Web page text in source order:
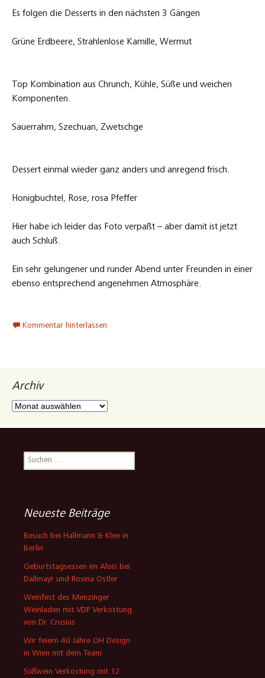
Es folgen die Desserts in den nächsten 3 Gängen
Grüne Erdbeere, Strahlenlose Kamille, Wermut
Top Kombination aus Chrunch, Kühle, Süße und weichen
Komponenten.
Sauerrahm, Szechuan, Zwetschge
Dessert einmal wieder ganz anders und anregend frisch.
Honigbuchtel, Rose, rosa Pfeffer
Hier habe ich leider das Foto verpaßt – aber damit ist jetzt
auch Schluß.
Ein sehr gelungener und runder Abend unter Freunden in einer
ebenso entsprechend angenehmen Atmosphäre.
Kommentar hinterlassen
Archiv
Archiv
Suchen
nach:
Neueste Beiträge
Besuch bei Hallmann & Klee in
Berlin
Geburtstagsessen im Alois bei
Dallmayr und Rosina Ostler
Weinfest des Menzinger
Weinladen mit VDP Verkostung
von Dr. Crusius
Wir feiern 40 Jahre OH Design
in Wien mit dem Team
Süßwein Verkostung mit 12